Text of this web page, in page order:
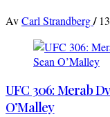
AvCarl Strandberg/
UFC 306: Merab
O’Malley